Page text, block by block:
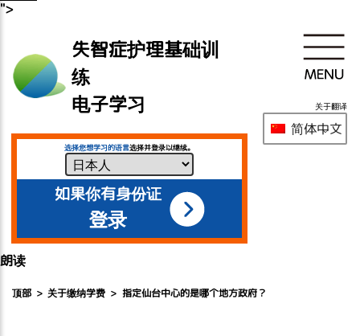
">
失智症护理基础训
练
电子学习
选择您想学习的语言选择并登录以继续。
如果你有身份证
登录
朗读
关于翻译
简体中文
顶部 关于缴纳学费 指定仙台中心的是哪个地方政府？